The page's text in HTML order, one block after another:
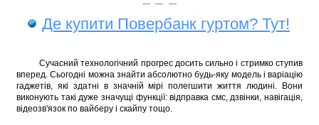
Де купити Повербанк гуртом? Тут!
Сучасний технологічний прогрес досить сильно і стримкоступив
вперед. Сьогодні можна знайти абсолютно будь-яку модель і варіацію
гаджетів, які здатні в значній мірі полегшити життя людині. Вони
виконують такі дуже значущі функції: відправка смс, дзвінки, навігація,
відеозв'язок по вайберу і скайпу тощо.